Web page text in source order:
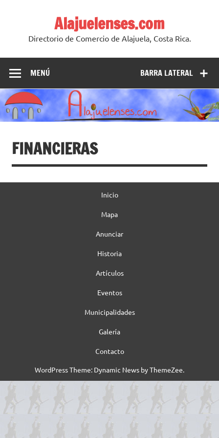
Alajuelenses.com
Directorio de Comercio de Alajuela, Costa Rica.
BARRA LATERAL
MENÚ
FINANCIERAS
Inicio
Mapa
Anunciar
Historia
Artículos
Eventos
Municipalidades
Galería
Contacto
WordPress Theme: Dynamic News by ThemeZee.